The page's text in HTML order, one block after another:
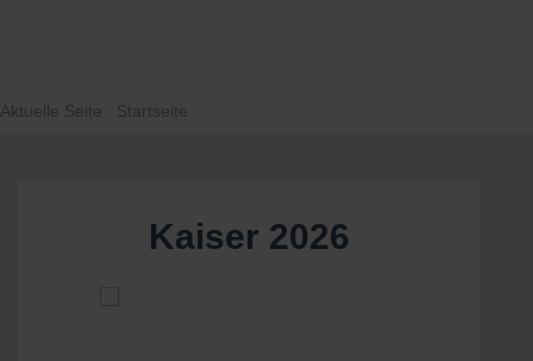
Aktuelle Seite: Startseite
Kaiser 2026